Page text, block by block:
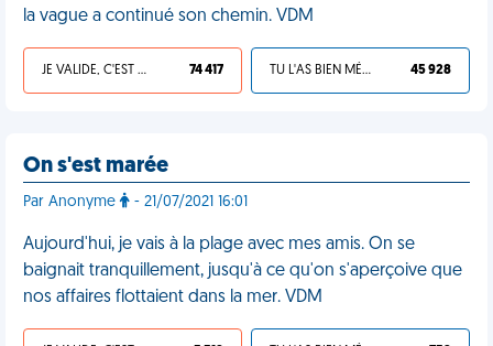
la vague a continué son chemin. VDM
JE VALIDE, C'EST UNE VDM 74 417 TU L'AS BIEN MÉRITÉ 45 928
On s'est marée
Par Anonyme - 21/07/2021 16:01
Aujourd'hui, je vais à la plage avec mes amis. On se
baignait tranquillement, jusqu'à ce qu'on s'aperçoive que
nos affaires flottaient dans la mer. VDM